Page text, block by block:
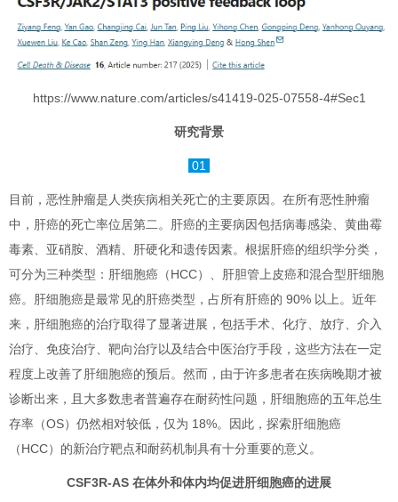
https://www.nature.com/articles/s41419-025-07558-4#Sec1
研究背景
01
目前，恶性肿瘤是人类疾病相关死亡的主要原因。在所有恶性肿瘤
中，肝癌的死亡率位居第二。肝癌的主要病因包括病毒感染、黄曲霉
毒素、亚硝胺、酒精、肝硬化和遗传因素。根据肝癌的组织学分类，
可分为三种类型：肝细胞癌（HCC）、肝胆管上皮癌和混合型肝细胞
癌。肝细胞癌是最常见的肝癌类型，占所有肝癌的 90% 以上。近年
来，肝细胞癌的治疗取得了显著进展，包括手术、化疗、放疗、介入
治疗、免疫治疗、靶向治疗以及结合中医治疗手段，这些方法在一定
程度上改善了肝细胞癌的预后。然而，由于许多患者在疾病晚期才被
诊断出来，且大多数患者普遍存在耐药性问题，肝细胞癌的五年总生
存率（OS）仍然相对较低，仅为 18%。因此，探索肝细胞癌
（HCC）的新治疗靶点和耐药机制具有十分重要的意义。
CSF3R-AS 在体外和体内均促进肝细胞癌的进展